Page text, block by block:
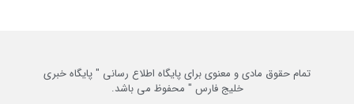
تمام حقوق مادی و معنوی برای پایگاه اطلاع رسانی " پایگاه خبری
خلیج فارس " محفوظ می باشد.